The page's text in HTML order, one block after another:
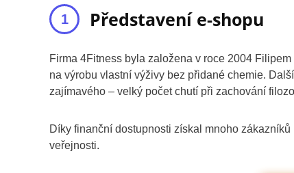
Představení e-shopu
Firma 4Fitness byla založena v roce 2004
na výrobu vlastní výživy bez přidané chemie.
zajímavého – velký počet chutí při zachování
Díky finanční dostupnosti získal mnoho
veřejnosti.